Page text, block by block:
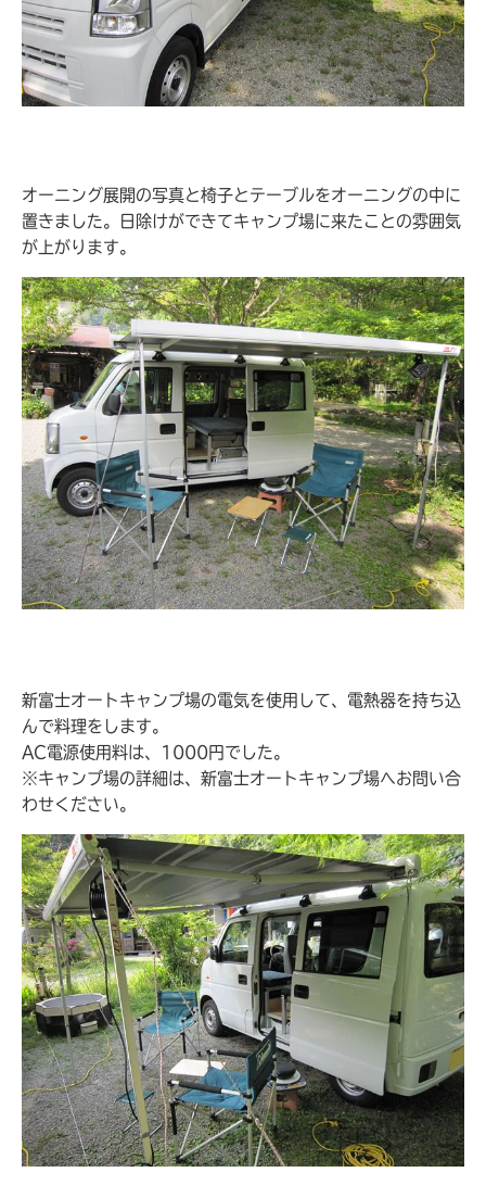
オーニング展開の写真と椅子とテーブルをオーニングの中に
置きました。日除けができてキャンプ場に来たことの雰囲気
が上がります。
新富士オートキャンプ場の電気を使用して、電熱器を持ち込
んで料理をします。
AC電源使用料は、1000円でした。
※キャンプ場の詳細は、新富士オートキャンプ場へお問い合
わせください。